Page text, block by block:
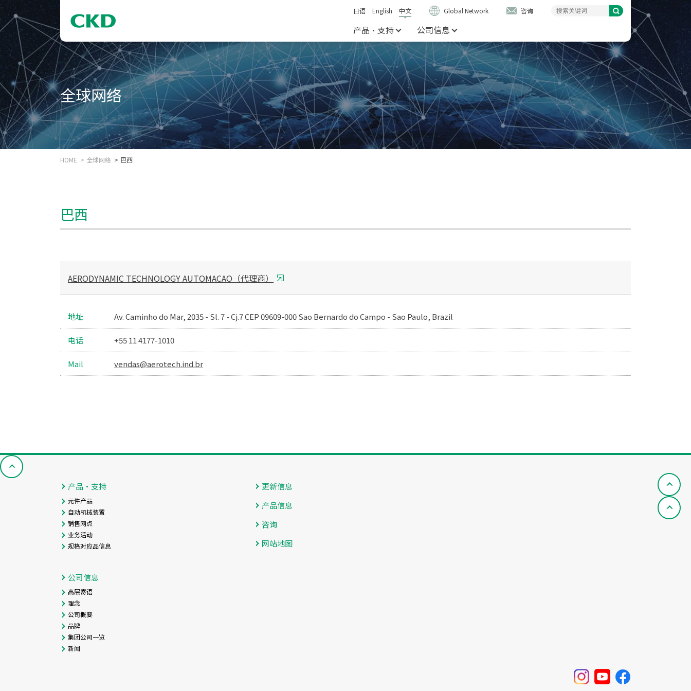
日语 English 中文 Global Network 咨询
产品・支持 公司信息
全球网络
HOME 全球网络 巴西
巴西
AERODYNAMIC TECHNOLOGY AUTOMACAO（代理商）
地址 Av. Caminho do Mar, 2035 - Sl. 7 - Cj.7 CEP 09609-000 Sao Bernardo do Campo - Sao Paulo, Brazil
电话 +55 11 4177-1010
Mail vendas@aerotech.ind.br
产品・支持
元件产品
自动机械装置
销售网点
业务活动
规格对应品信息
公司信息
高层寄语
理念
公司概要
品牌
集团公司一览
新闻
更新信息
产品信息
咨询
网站地图